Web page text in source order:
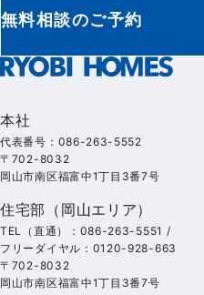
無料相談のご予約
本社
代表番号：086-263-5552
〒702-8032
岡山市南区福富中1丁目3番7号
住宅部（岡山エリア）
TEL（直通）：086-263-5551 /
フリーダイヤル：0120-928-663
〒702-8032
岡山市南区福富中1丁目3番7号